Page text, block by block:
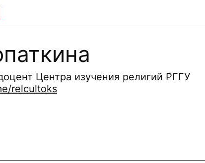
Центра изучения религий РГГУ
relcultoks